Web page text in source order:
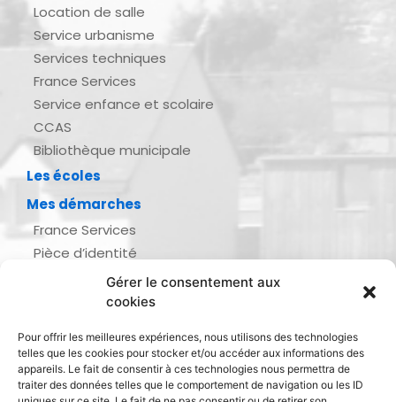
Gérer le consentement aux
cookies
Pour offrir les meilleures expériences, nous utilisons des technologies
telles que les cookies pour stocker et/ou accéder aux informations des
appareils. Le fait de consentir à ces technologies nous permettra de
traiter des données telles que le comportement de navigation ou les ID
Location de salle
Service urbanisme
Services techniques
France Services
Service enfance et scolaire
CCAS
Bibliothèque municipale
Les écoles
Mes démarches
France Services
Pièce d’identité
Demande d’actes d’état civil
Inscription listes électorales
Recensement militaire
Le journal de ma ville